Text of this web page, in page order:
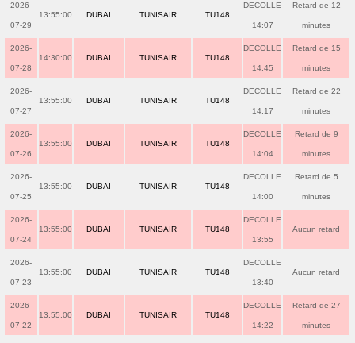
2026-
07-29
13:55:00 DUBAI TUNISAIR TU148
DECOLLE
14:07
Retard de 12
minutes
2026-
07-28
14:30:00 DUBAI TUNISAIR TU148
DECOLLE
14:45
Retard de 15
minutes
2026-
07-27
13:55:00 DUBAI TUNISAIR TU148
DECOLLE
14:17
Retard de 22
minutes
2026-
07-26
13:55:00 DUBAI TUNISAIR TU148
DECOLLE
14:04
Retard de 9
minutes
2026-
07-25
13:55:00 DUBAI TUNISAIR TU148
DECOLLE
14:00
Retard de 5
minutes
2026-
07-24
13:55:00 DUBAI TUNISAIR TU148
DECOLLE
13:55
Aucun retard
2026-
07-23
13:55:00 DUBAI TUNISAIR TU148
DECOLLE
13:40
Aucun retard
2026-
07-22
13:55:00 DUBAI TUNISAIR TU148
DECOLLE
14:22
Retard de 27
minutes